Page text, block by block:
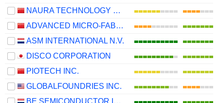
NAURA TECHNOLOGY GROUP CO., LTD.
ADVANCED MICRO-FABRICATION EQUIPMENT INC. CHINA
ASM INTERNATIONAL N.V.
DISCO CORPORATION
PIOTECH INC.
GLOBALFOUNDRIES INC.
BE SEMICONDUCTOR INDUSTRIES N.V.